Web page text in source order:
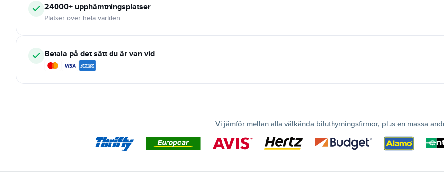
24000+ upphämtningsplatser
Platser över hela världen
Betala på det sätt du är van vid
Vi jämför mellan alla välkända biluthyrningsfirmor, plus en massa